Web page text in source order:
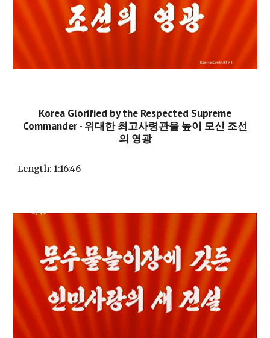
Korea Glorified by the Respected Supreme
Commander - 위대한 최고사령관을 높이 모신 조선
의 영광
Length: 1:16:46